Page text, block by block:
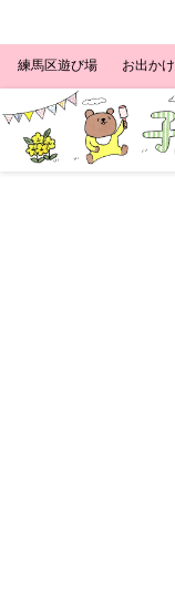
練馬区遊び場 お出かけ